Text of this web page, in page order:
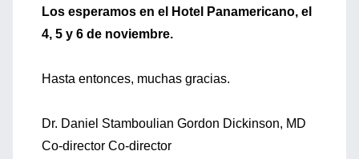
Los esperamos en el Hotel Panamericano, el
4, 5 y 6 de noviembre.
Hasta entonces, muchas gracias.
Dr. Daniel Stamboulian Gordon Dickinson, MD
Co-director Co-director